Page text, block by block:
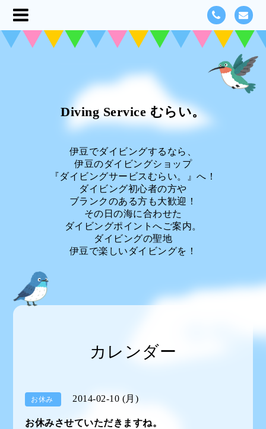
Diving Service むらい。
伊豆でダイビングするなら、
伊豆のダイビングショップ
『ダイビングサービスむらい。』へ！
ダイビング初心者の方や
ブランクのある方も大歓迎！
その日の海に合わせた
ダイビングポイントへご案内。
ダイビングの聖地
伊豆で楽しいダイビングを！
カレンダー
お休み 2014-02-10 (月)
お休みさせていただきますね。